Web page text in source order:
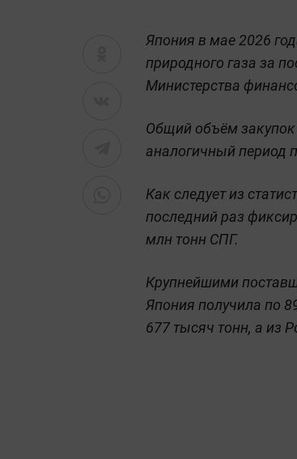
Япония в мае 2026
природного газа за
Министерства
Общий объём закупок
аналогичный период
Как следует из
последний раз
млн тонн СПГ.
Крупнейшими
Япония получила по
677 тысяч тонн, а из